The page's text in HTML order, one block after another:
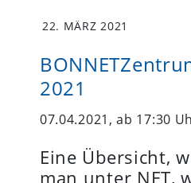
22. MÄRZ 2021
2021
07.04.2021, ab 17:30
Eine Übersicht,
man unter NET,